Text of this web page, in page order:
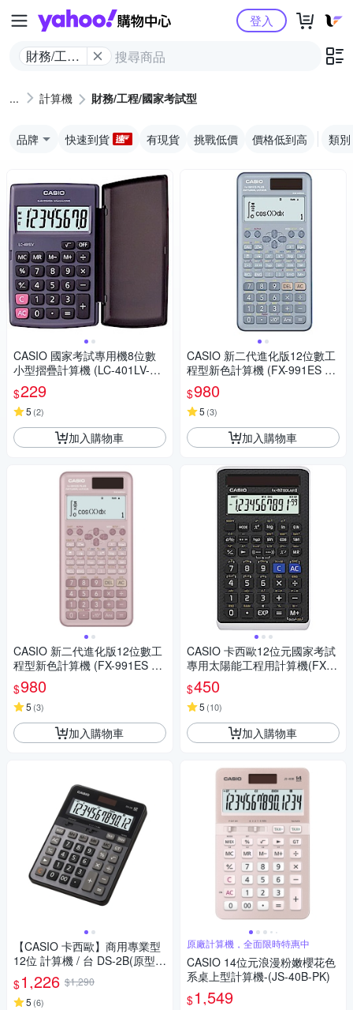
Yahoo購物中心
財務/工程/
型
登入
計算機 財務/工程/國家考試型
品牌 快速到貨 有現貨 挑戰低價 價格低到高 類別
CASIO 國家考試專用機8位數
小型摺疊計算機 (LC-401LV-B
K)
$229
5 (2)
加入購物車
CASIO 新二代進化版12位數工
程型新色計算機 (FX-991ES PL
US-2-PK)莫蘭迪藕粉紅色
$980
5 (3)
加入購物車
【CASIO 卡西歐】商用專業型
12位 計算機 / 台 DS-2B(原型號
DS-2TS)
$1,226 $1,290
5 (6)
CASIO 新二代進化版12位數工
程型新色計算機 (FX-991ES PL
US-2-BU)藍色
$980
5 (3)
加入購物車
CASIO 卡西歐12位元國家考試
專用太陽能工程用計算機(FX-8
2SOLARII)
$450
5 (10)
加入購物車
原廠計算機，全面限時特惠中
CASIO 14位元浪漫粉嫩櫻花色
系桌上型計算機-(JS-40B-PK)
$1,549